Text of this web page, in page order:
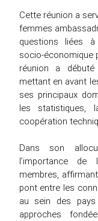
Cette réunion a
femmes
questions liées
socio-économique
réunion a
mettant en avant
ses principaux
les statistiques,
coopération
Dans son
l’importance
membres,
pont entre les
au sein des pays
approches